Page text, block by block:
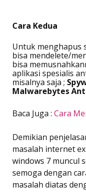
Cara Kedua
Untuk menghapus
bisa mendelete/
bisa
aplikasi spesialis
misalnya saja ;
Malwarebytes
Baca Juga : Cara
Demikian
masalah internet
windows 7 muncul
semoga dengan
masalah diatas